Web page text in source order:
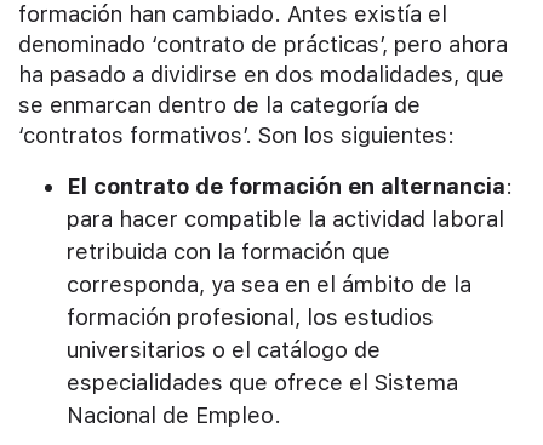
formación han cambiado. Antes existía el
denominado ‘contrato de prácticas’, pero ahora
ha pasado a dividirse en dos modalidades, que
se enmarcan dentro de la categoría de
‘contratos formativos’. Son los siguientes:
El contrato de formación en alternancia:
para hacer compatible la actividad laboral
retribuida con la formación que
corresponda, ya sea en el ámbito de la
formación profesional, los estudios
universitarios o el catálogo de
especialidades que ofrece el Sistema
Nacional de Empleo.